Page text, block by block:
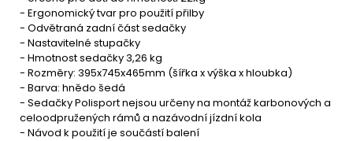
- Ergonomický tvar pro použití přilby
- Odvětraná zadní část sedačky
- Nastavitelné stupačky
- Hmotnost sedačky 3,26 kg
- Rozměry: 395x745x465mm (šířka x výška x hloubka)
- Barva: hnědo šedá
- Sedačky Polisport nejsou určeny na montáž karbonových a
celoodpružených rámů a nazávodní jízdní kola
- Návod k použití je součástí balení